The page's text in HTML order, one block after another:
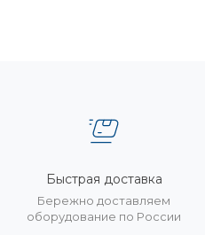
Быстрая доставка
Бережно доставляем
оборудование по России